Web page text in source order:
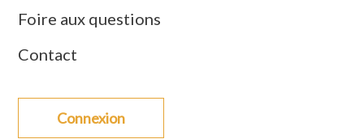
Foire aux questions
Contact
Connexion